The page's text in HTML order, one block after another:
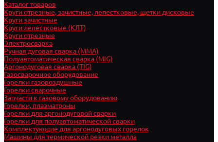
Каталог товаров
Круги отрезные, зачистные, лепестковые, щетки дисковые
Круги зачистные
Круги лепестковые (КЛТ)
Круги отрезные
Электросварка
Ручная дуговая сварка (MMA)
Полуавтоматическая сварка (MIG)
Аргонодуговая сварка (TIG)
Газосварочное оборудование
Горелки газовоздушные
Горелки сварочные
Запчасти к газовому оборудованию
Горелки, плазматроны
Горелки для аргонодуговой сварки
Горелки для полуавтоматической сварки
Комплектующие для аргонодуговых горелок
Машины для термической резки металла